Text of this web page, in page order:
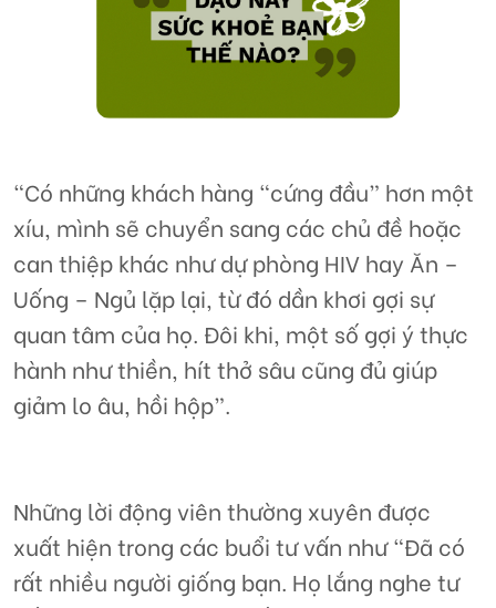
“Có những khách hàng “cứng đầu” hơn một
xíu, mình sẽ chuyển sang các chủ đề hoặc
can thiệp khác như dự phòng HIV hay Ăn –
Uống – Ngủ lặp lại, từ đó dần khơi gợi sự
quan tâm của họ. Đôi khi, một số gợi ý thực
hành như thiền, hít thở sâu cũng đủ giúp
giảm lo âu, hồi hộp”.
Những lời động viên thường xuyên được
xuất hiện trong các buổi tư vấn như “Đã có
rất nhiều người giống bạn. Họ lắng nghe tư